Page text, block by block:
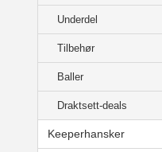
Underdel
Tilbehør
Baller
Draktsett-deals
Keeperhansker